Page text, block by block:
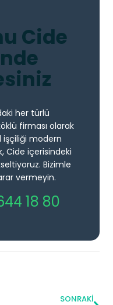
Cide
her türlü
firması olarak
işçiliği modern
Cide içerisindeki
Bizimle
vermeyin.
18 80
SONRAKI